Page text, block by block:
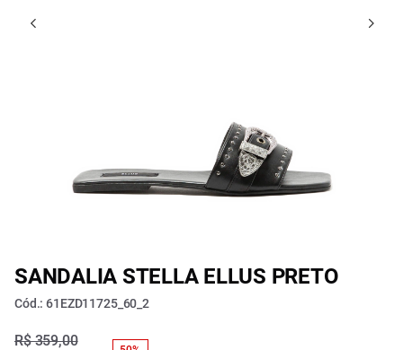
SANDALIA STELLA ELLUS PRETO
Cód.: 61EZD11725_60_2
R$ 359,00